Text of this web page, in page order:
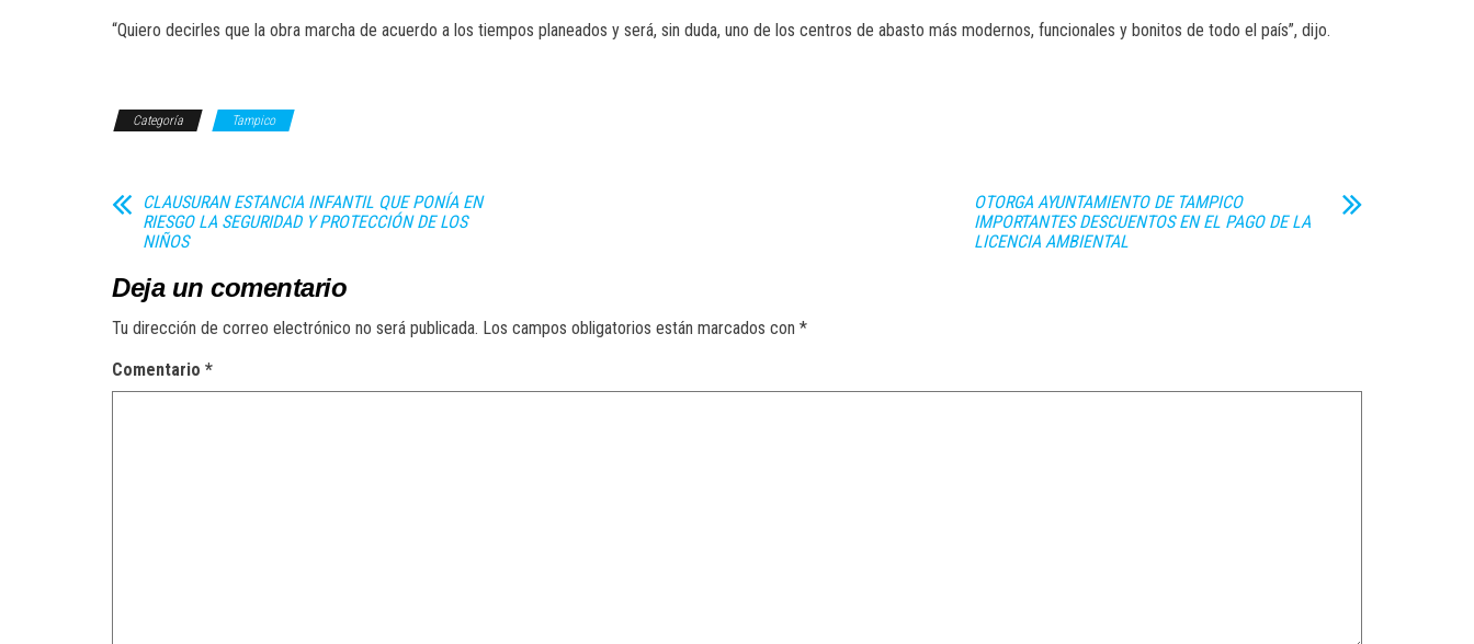
“Quiero decirles que la obra marcha de acuerdo a los tiempos planeados y será, sin duda, uno de los centros de abasto más modernos, funcionales y bonitos de todo el país”, dijo.
Categoría Tampico
CLAUSURAN ESTANCIA INFANTIL QUE PONÍA EN
RIESGO LA SEGURIDAD Y PROTECCIÓN DE LOS
NIÑOS
OTORGA AYUNTAMIENTO DE TAMPICO
IMPORTANTES DESCUENTOS EN EL PAGO DE LA
LICENCIA AMBIENTAL
Deja un comentario
Tu dirección de correo electrónico no será publicada. Los campos obligatorios están marcados con *
Comentario *